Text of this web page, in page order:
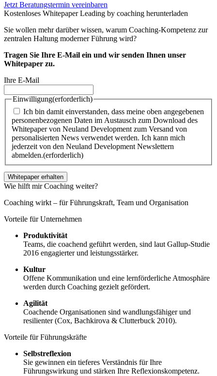
Jetzt Beratungstermin vereinbaren
Kostenloses Whitepaper Leading by coaching herunterladen
Sie wollen mehr darüber wissen, warum Coaching-Kompetenz zur
zentralen Haltung moderner Führung wird?
Tragen Sie Ihre E-Mail ein und wir senden Ihnen unser
Whitepaper zu.
Ihre E-Mail
Einwilligung(erforderlich)
Ich bin damit einverstanden, dass meine oben angegebenen
personenbezogenen Daten im Austausch zum Download des
Whitepaper von Neuland Development zum Versand von
personalisierten News verwendet werden. Ich kann mich
jederzeit von den Neuland Development Newslettern
abmelden.(erforderlich)
Wie hilft mir Coaching weiter?
Coaching wirkt – für Führungskraft, Team und Organisation
Vorteile für Unternehmen
Produktivität
Teams, die coachend geführt werden, sind laut Gallup-Studie
2016 engagierter und leistungsstärker.
Kultur
Offene Kommunikation und eine lernförderliche Atmosphäre
werden durch Coaching gezielt gefördert.
Agilität
Coachende Organisationen sind wandlungsfähiger und
resilienter (Cox, Bachkirova & Clutterbuck 2010).
Vorteile für Führungskräfte
Selbstreflexion
Sie gewinnen ein tieferes Verständnis für Ihre
Führungswirkung und stärken Ihre Reflexionskompetenz.